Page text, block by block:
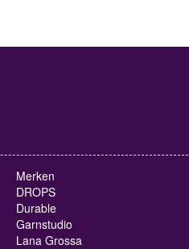
Merken
DROPS
Durable
Garnstudio
Lana Grossa